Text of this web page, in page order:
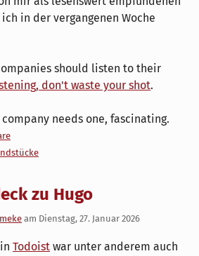
in der vergangenen Woche
should listen to their
don't waste your shot.
needs one, fascinating.
zu Hugo
am Dienstag, 27. Januar 2026
Todoist war unter anderem auch